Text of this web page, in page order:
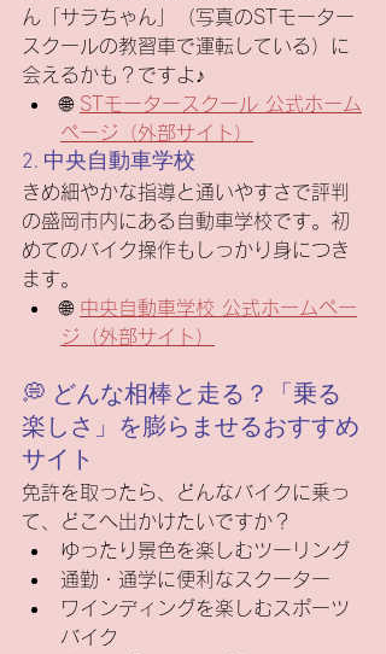
ん「サラちゃん」（写真のSTモーター
スクールの教習車で運転している）に
会えるかも？ですよ♪
🌐 STモータースクール 公式ホーム
ページ（外部サイト）
2. 中央自動車学校
きめ細やかな指導と通いやすさで評判
の盛岡市内にある自動車学校です。初
めてのバイク操作もしっかり身につき
ます。
🌐 中央自動車学校 公式ホームペー
ジ（外部サイト）
💭 どんな相棒と走る？「乗る
楽しさ」を膨らませるおすすめ
サイト
免許を取ったら、どんなバイクに乗っ
て、どこへ出かけたいですか？
ゆったり景色を楽しむツーリング
通勤・通学に便利なスクーター
ワインディングを楽しむスポーツ
バイク